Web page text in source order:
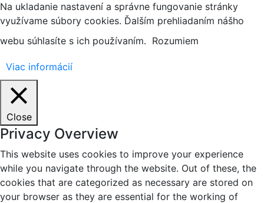
Na ukladanie nastavení a správne fungovanie stránky
využívame súbory cookies. Ďalším prehliadaním nášho
webu súhlasíte s ich používaním. Rozumiem
Viac informácií
Close
Privacy Overview
This website uses cookies to improve your experience
while you navigate through the website. Out of these, the
cookies that are categorized as necessary are stored on
your browser as they are essential for the working of